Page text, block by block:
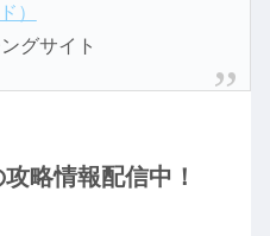
）
グサイト
略情報配信中！